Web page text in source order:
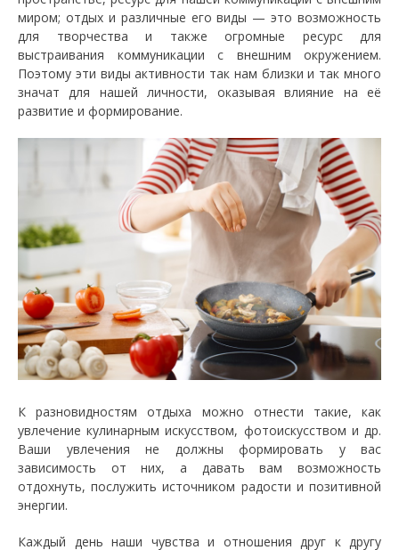
миром; отдых и различные его виды — это возможность
для творчества и также огромные ресурс для
выстраивания коммуникации с внешним окружением.
Поэтому эти виды активности так нам близки и так много
значат для нашей личности, оказывая влияние на её
развитие и формирование.
К разновидностям отдыха можно отнести такие, как
увлечение кулинарным искусством, фотоискусством и др.
Ваши увлечения не должны формировать у вас
зависимость от них, а давать вам возможность
отдохнуть, послужить источником радости и позитивной
энергии.
Каждый день наши чувства и отношения друг к другу